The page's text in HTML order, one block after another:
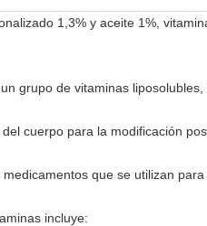
1,3% y aceite 1%,
grupo de vitaminas
cuerpo para la modificación
medicamentos que se utilizan
incluye: